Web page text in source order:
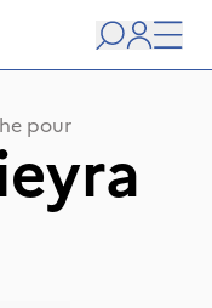
user
pour